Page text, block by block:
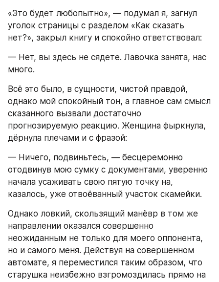
«Это будет любопытно», — подумал я, загнул
уголок страницы с разделом «Как сказать
нет?», закрыл книгу и спокойно ответствовал:
— Нет, вы здесь не сядете. Лавочка занята, нас
много.
Всё это было, в сущности, чистой правдой,
однако мой спокойный тон, а главное сам смысл
сказанного вызвали достаточно
прогнозируемую реакцию. Женщина фыркнула,
дёрнула плечами и с фразой:
— Ничего, подвиньтесь, — бесцеремонно
отодвинув мою сумку с документами, уверенно
начала усаживать свою пятую точку на,
казалось, уже отвоёванный участок скамейки.
Однако ловкий, скользящий манёвр в том же
направлении оказался совершенно
неожиданным не только для моего оппонента,
но и самого меня. Действуя на совершенном
автомате, я переместился таким образом, что
старушка неизбежно взгромоздилась прямо на